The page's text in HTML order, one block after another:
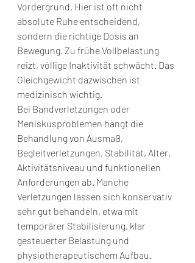
Vordergrund. Hier ist oft nicht
absolute Ruhe entscheidend,
sondern die richtige Dosis an
Bewegung. Zu frühe Vollbelastung
reizt, völlige Inaktivität schwächt. Das
Gleichgewicht dazwischen ist
medizinisch wichtig.
Bei Bandverletzungen oder
Meniskusproblemen hängt die
Behandlung von Ausmaß,
Begleitverletzungen, Stabilität, Alter,
Aktivitätsniveau und funktionellen
Anforderungen ab. Manche
Verletzungen lassen sich konservativ
sehr gut behandeln, etwa mit
temporärer Stabilisierung, klar
gesteuerter Belastung und
physiotherapeutischem Aufbau.